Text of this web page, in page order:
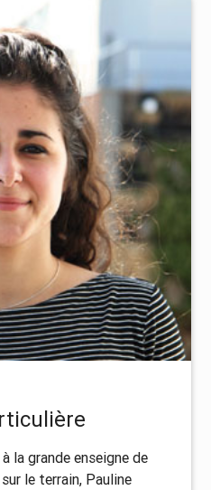
la grande enseigne de
le terrain, Pauline